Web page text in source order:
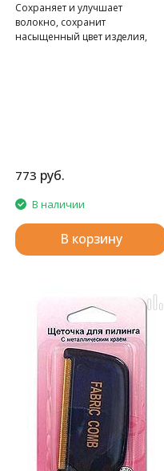
Сохраняет и улучшает
волокно, сохранит
насыщенный цвет изделия,
773 руб.
В наличии
В корзину